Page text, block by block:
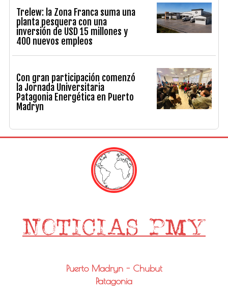
Trelew: la Zona Franca suma una
planta pesquera con una
inversión de USD 15 millones y
400 nuevos empleos
Con gran participación comenzó
la Jornada Universitaria
Patagonia Energética en Puerto
Madryn
Puerto Madryn - Chubut
Patagonia